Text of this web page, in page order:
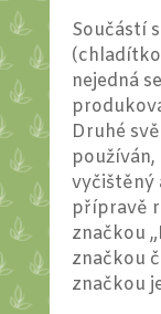
Součástí
nejedná
Druhé
vyčištěný
přípravě
značkou
značkou
značkou